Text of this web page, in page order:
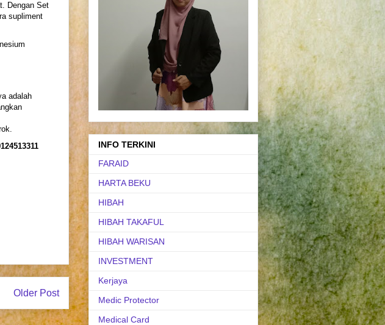
Dengan Set
supliment
adalah
Older Post
INFO TERKINI
FARAID
HARTA BEKU
HIBAH
HIBAH TAKAFUL
HIBAH WARISAN
INVESTMENT
Kerjaya
Medic Protector
Medical Card